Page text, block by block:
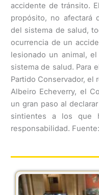
accidente de tránsito.
propósito, no afectará
del sistema de salud,
ocurrencia de un
lesionado un animal,
sistema de salud. Para
Partido Conservador, el
Albeiro Echeverry, el
un gran paso al
sintientes a los que
responsabilidad.